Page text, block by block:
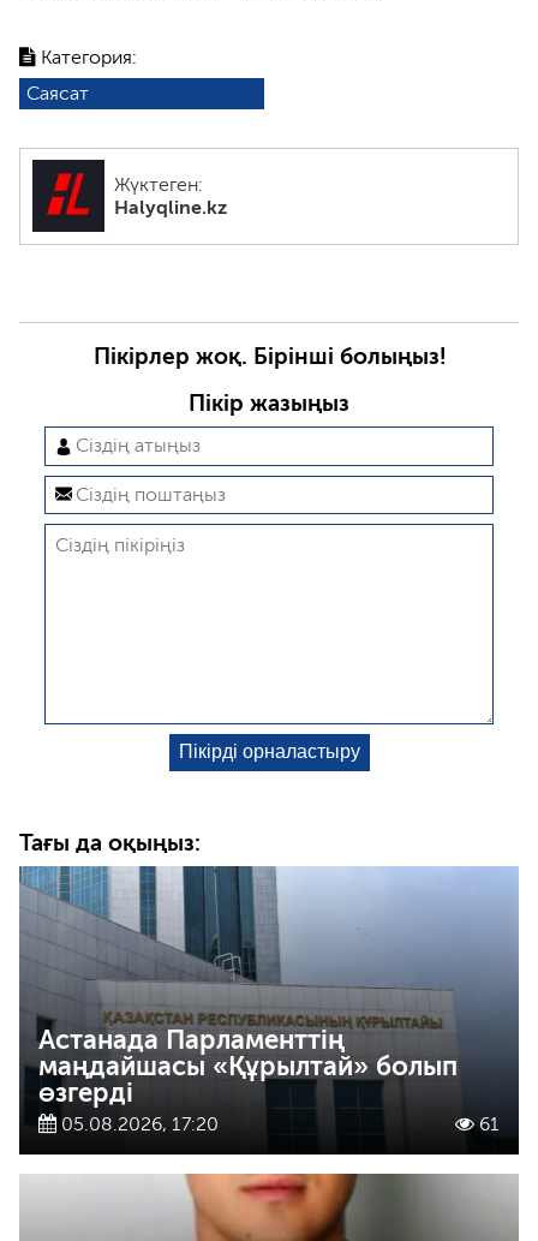
Категория:
Саясат
Жүктеген:
Halyqline.kz
Пікірлер жоқ. Бірінші болыңыз!
Пікір жазыңыз
Тағы да оқыңыз:
Астанада Парламенттің
маңдайшасы «Құрылтай» болып
өзгерді
05.08.2026, 17:20 61